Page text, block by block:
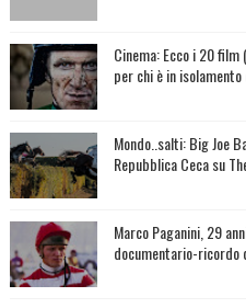
Cinema: Ecco i 20
per chi è in
Mondo..salti: Big Joe
Repubblica Ceca su
Marco Paganini, 29
documentario-ricordo